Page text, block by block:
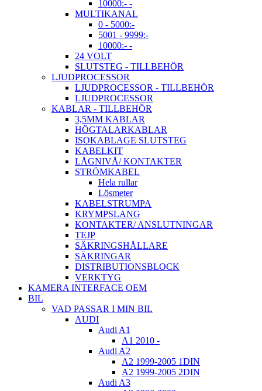
10000:- -
MULTIKANAL
0 - 5000:-
5001 - 9999:-
10000:- -
24 VOLT
SLUTSTEG - TILLBEHÖR
LJUDPROCESSOR
LJUDPROCESSOR - TILLBEHÖR
LJUDPROCESSOR
KABLAR - TILLBEHÖR
3,5MM KABLAR
HÖGTALARKABLAR
ISOKABLAGE SLUTSTEG
KABELKIT
LÅGNIVÅ/ KONTAKTER
STRÖMKABEL
Hela rullar
Lösmeter
KABELSTRUMPA
KRYMPSLANG
KONTAKTER/ ANSLUTNINGAR
TEJP
SÄKRINGSHÅLLARE
SÄKRINGAR
DISTRIBUTIONSBLOCK
VERKTYG
KAMERA INTERFACE OEM
BIL
VAD PASSAR I MIN BIL
AUDI
Audi A1
A1 2010 -
Audi A2
A2 1999-2005 1DIN
A2 1999-2005 2DIN
Audi A3